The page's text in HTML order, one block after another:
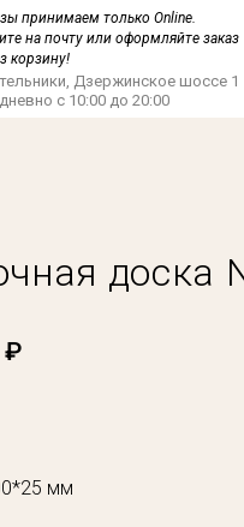
принимаем только Online.
на почту или оформляйте заказ
корзину!
Дзержинское шоссе 1
с 10:00 до 20:00
доска
₽
мм